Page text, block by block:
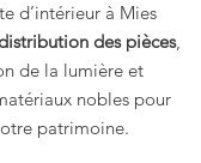
d’intérieur à Mies
des pièces,
de la lumière et
nobles pour
patrimoine.